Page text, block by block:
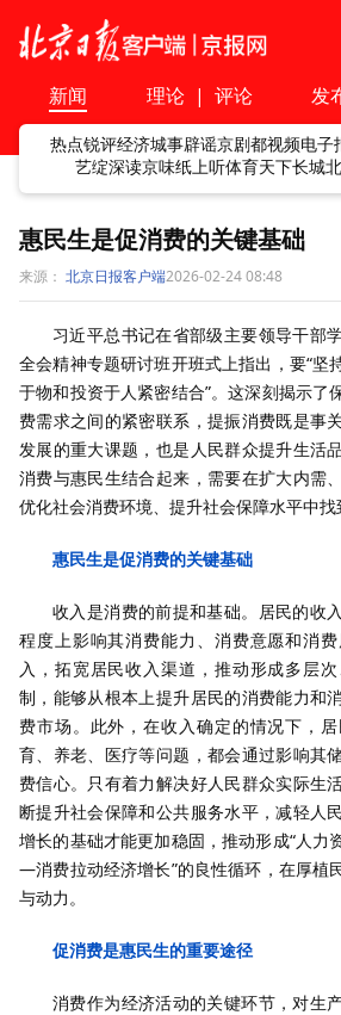
新闻 理论 | 评论 发
热点锐评经济城事辟谣京剧都视频电子
艺绽深读京味纸上听体育天下长城
惠民生是促消费的关键基础
来源： 北京日报客户端2026-02-24 08:48
习近平总书记在省部级主要领导干部
全会精神专题研讨班开班式上指出，要“坚
于物和投资于人紧密结合”。这深刻揭示了
费需求之间的紧密联系，提振消费既是事
发展的重大课题，也是人民群众提升生活
消费与惠民生结合起来，需要在扩大内需
优化社会消费环境、提升社会保障水平中找
惠民生是促消费的关键基础
收入是消费的前提和基础。居民的收
程度上影响其消费能力、消费意愿和消
入，拓宽居民收入渠道，推动形成多层
制，能够从根本上提升居民的消费能力和
费市场。此外，在收入确定的情况下，
育、养老、医疗等问题，都会通过影响其
费信心。只有着力解决好人民群众实际生
断提升社会保障和公共服务水平，减轻人
增长的基础才能更加稳固，推动形成“人
—消费拉动经济增长”的良性循环，在厚植
与动力。
促消费是惠民生的重要途径
消费作为经济活动的关键环节，对生